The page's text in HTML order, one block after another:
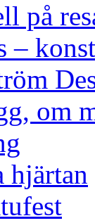
på
–
om
hjärtan